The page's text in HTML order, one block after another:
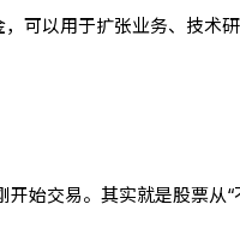
可以用于扩张业务、技术
开始交易。其实就是股票从“